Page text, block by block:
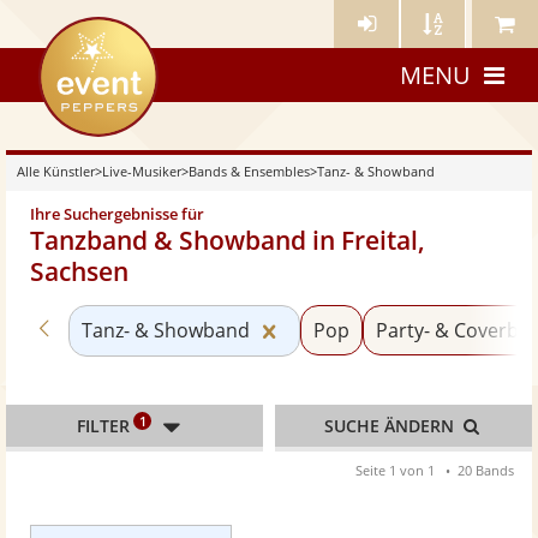
Künstler- Künstler Meine
eventpeppers
MENU
Alle Künstler>Live-Musiker>Bands & Ensembles>Tanz- & Showband
Ihre Suchergebnisse für
Tanzband & Showband in Freital,
Sachsen
Zurück zu «Bands & Ensembles»
Tanz- & Showband Kategorie «Tanz- &
Pop Party- &
FILTER 1 SUCHE ÄNDERN
Seite 1 von 1 20 Bands